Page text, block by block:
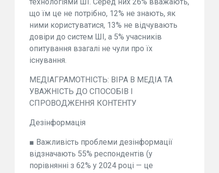
технологіями ШІ. Серед них 26% вважають,
що їм це не потрібно, 12% не знають, як
ними користуватися, 13% не відчувають
довіри до систем ШІ, а 5% учасників
опитування взагалі не чули про їх
існування.
МЕДІАГРАМОТНІСТЬ: ВІРА В МЕДІА ТА
УВАЖНІСТЬ ДО СПОСОБІВ І
СПРОВОДЖЕННЯ КОНТЕНТУ
Дезінформація
■ Важливість проблеми дезінформації
відзначають 55% респондентів (у
порівнянні з 62% у 2024 році — це